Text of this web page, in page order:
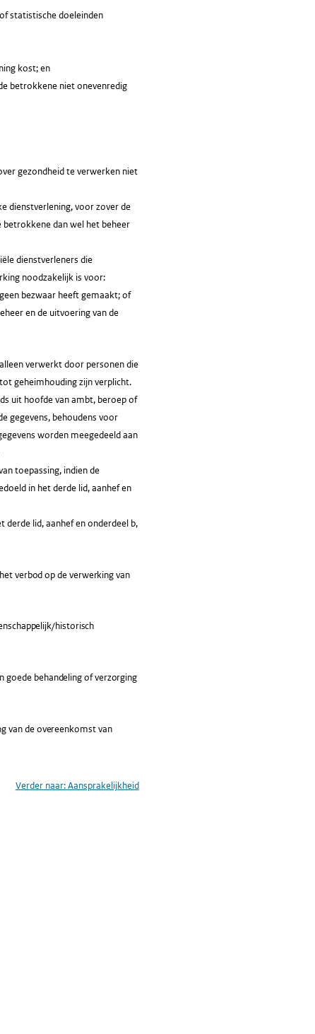
statistische doeleinden
kost; en
betrokkene niet onevenredig
gezondheid te verwerken niet
dienstverlening, voor zover de
dan wel het beheer
dienstverleners die
noodzakelijk is voor:
bezwaar heeft gemaakt; of
en de uitvoering van de
verwerkt door personen die
geheimhouding zijn verplicht.
uit hoofde van ambt, beroep of
gegevens, behoudens voor
worden meegedeeld aan
toepassing, indien de
in het derde lid, aanhef en
lid, aanhef en onderdeel b,
verbod op de verwerking van
historisch
goede behandeling of verzorging
van de overeenkomst van
Verder naar:Aansprakelijkheid